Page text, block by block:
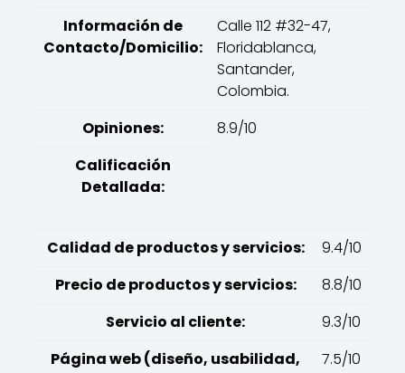
Información de
Contacto/Domicilio:
Calle 112 #32-47,
Floridablanca,
Santander,
Colombia.
Opiniones:
8.9/10
Calificación
Detallada:
Calidad de productos y servicios:
9.4/10
Precio de productos y servicios:
8.8/10
Servicio al cliente:
9.3/10
Página web (diseño, usabilidad,
7.5/10